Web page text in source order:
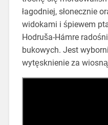
łagodniej, słonecznie
widokami i śpiewem
Hodruša-Hámre
bukowych. Jest
wytęsknienie za